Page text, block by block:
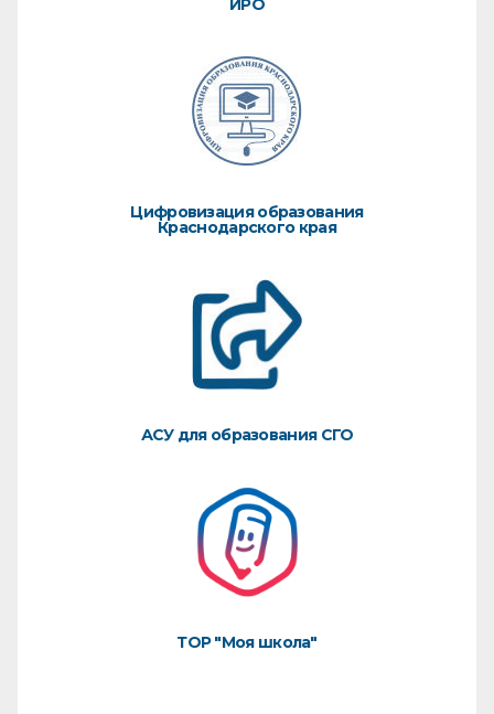
ИРО
Цифровизация образования
Краснодарского края
АСУ для образования СГО
ТОР "Моя школа"